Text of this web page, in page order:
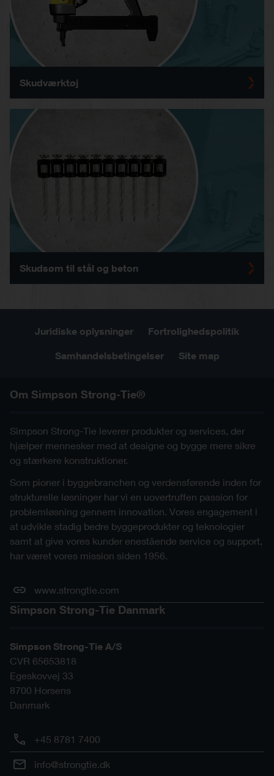
Skudværktøj
Skudsøm til stål og beton
Juridiske oplysninger Fortrolighedspolitik
Samhandelsbetingelser Site map
Om Simpson Strong-Tie®
Simpson Strong-Tie leverer produkter og services, der
hjælper mennesker med at designe og bygge mere sikre
og stærkere konstruktioner.
Som pioner i byggebranchen og verdensførende inden for
strukturelle løsninger har vi en uovertruffen passion for
problemløsning gennem innovation. Vores engagement i
at udvikle stadig bedre byggeprodukter og teknologier
samt at give vores kunder enestående service og support,
har været vores mission siden 1956.
www.strongtie.com
Simpson Strong-Tie Danmark
Simpson Strong-Tie A/S
CVR 65653818
Egeskovvej 33
8700 Horsens
Danmark
+45 8781 7400
info@strongtie.dk